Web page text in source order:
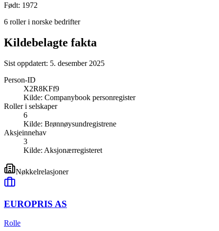
Født: 1972
6 roller i norske bedrifter
Kildebelagte fakta
Sist oppdatert: 5. desember 2025
Person-ID
X2R8KFf9
Kilde: Companybook personregister
Roller i selskaper
6
Kilde: Brønnøysundregistrene
Aksjeinnehav
3
Kilde: Aksjonærregisteret
Nøkkelrelasjoner
EUROPRIS AS
Rolle